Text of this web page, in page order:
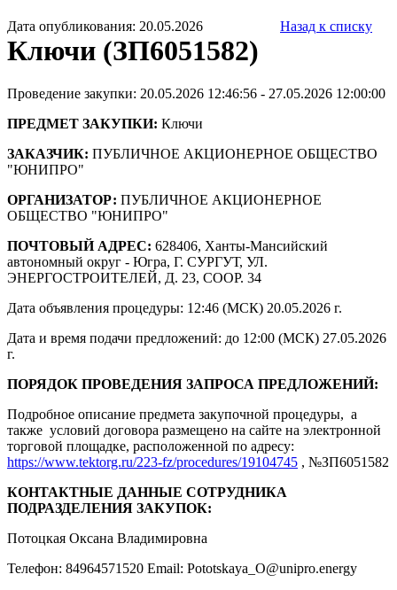
Дата опубликования: 20.05.2026 Назад к списку
Ключи (ЗП6051582)
Проведение закупки: 20.05.2026 12:46:56 - 27.05.2026 12:00:00
ПРЕДМЕТ ЗАКУПКИ: Ключи
ЗАКАЗЧИК: ПУБЛИЧНОЕ АКЦИОНЕРНОЕ ОБЩЕСТВО
"ЮНИПРО"
ОРГАНИЗАТОР: ПУБЛИЧНОЕ АКЦИОНЕРНОЕ
ОБЩЕСТВО "ЮНИПРО"
ПОЧТОВЫЙ АДРЕС: 628406, Ханты-Мансийский
автономный округ - Югра, Г. СУРГУТ, УЛ.
ЭНЕРГОСТРОИТЕЛЕЙ, Д. 23, СООР. 34
Дата объявления процедуры: 12:46 (МСК) 20.05.2026 г.
Дата и время подачи предложений: до 12:00 (МСК) 27.05.2026
г.
ПОРЯДОК ПРОВЕДЕНИЯ ЗАПРОСА ПРЕДЛОЖЕНИЙ:
Подробное описание предмета закупочной процедуры, а
также условий договора размещено на сайте на электронной
торговой площадке, расположенной по адресу:
https://www.tektorg.ru/223-fz/procedures/19104745 , №ЗП6051582
КОНТАКТНЫЕ ДАННЫЕ СОТРУДНИКА
ПОДРАЗДЕЛЕНИЯ ЗАКУПОК:
Потоцкая Оксана Владимировна
Телефон: 84964571520 Email: Pototskaya_O@unipro.energy